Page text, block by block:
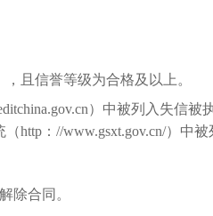
且信誉等级为合格及以上。
）中被列入失信被
http：//www.gsxt.gov.cn/）中
除合同。